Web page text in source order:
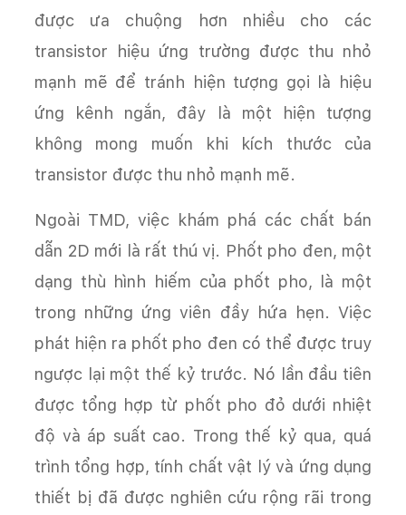
được ưa chuộng hơn nhiều cho các
transistor hiệu ứng trường được thu nhỏ
mạnh mẽ để tránh hiện tượng gọi là hiệu
ứng kênh ngắn, đây là một hiện tượng
không mong muốn khi kích thước của
transistor được thu nhỏ mạnh mẽ.
Ngoài TMD, việc khám phá các chất bán
dẫn 2D mới là rất thú vị. Phốt pho đen, một
dạng thù hình hiếm của phốt pho, là một
trong những ứng viên đầy hứa hẹn. Việc
phát hiện ra phốt pho đen có thể được truy
ngược lại một thế kỷ trước. Nó lần đầu tiên
được tổng hợp từ phốt pho đỏ dưới nhiệt
độ và áp suất cao. Trong thế kỷ qua, quá
trình tổng hợp, tính chất vật lý và ứng dụng
thiết bị đã được nghiên cứu rộng rãi trong